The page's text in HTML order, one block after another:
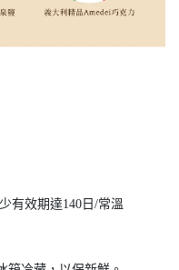
有效期達140日/常溫